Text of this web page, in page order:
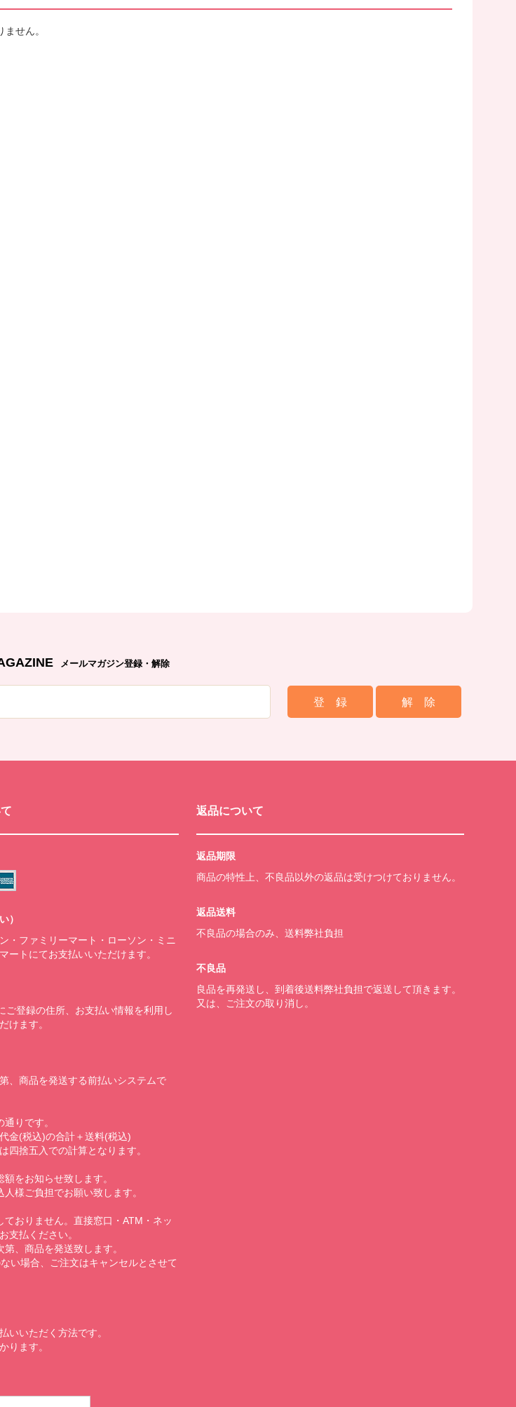
せん。
メールマガジン登録・解除
）
・ファミリーマート・ローソン・ミニ
ートにてお支払いいただけます。
ご登録の住所、お支払い情報を利用し
けます。
、商品を発送する前払いシステムで
下の通りです。
金(税込)の合計＋送料(税込)
四捨五入での計算となります。
額をお知らせ致します。
込人様ご負担でお願い致します。
ておりません。直接窓口・ATM・ネッ
支払ください。
、商品を発送致します。
い場合、ご注文はキャンセルとさせて
いいただく方法です。
ります。
返品について
返品期限
商品の特性上、不良品以外の返品は受けつけておりません。
返品送料
不良品の場合のみ、送料弊社負担
不良品
良品を再発送し、到着後送料弊社負担で返送して頂きます。
又は、ご注文の取り消し。